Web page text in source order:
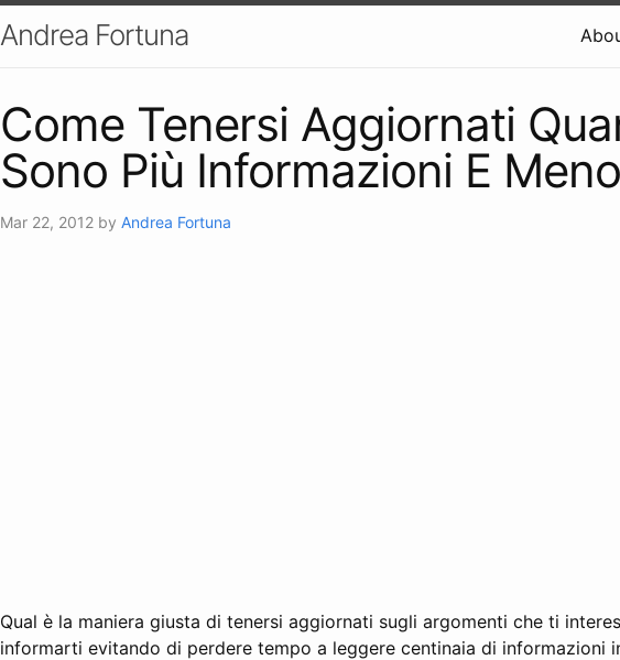
Andrea Fortuna
Come Tenersi Aggiornati
Sono Più Informazioni E
Mar 22, 2012 by Andrea Fortuna
Qual è la maniera giusta di tenersi aggiornati sugli argomenti che ti
informarti evitando di perdere tempo a leggere centinaia di informazioni